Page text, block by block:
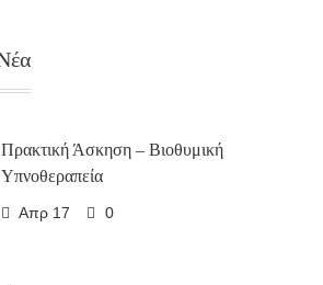
Πρακτική Άσκηση – Βιοθυμική
Υπνοθεραπεία
Απρ 17 0